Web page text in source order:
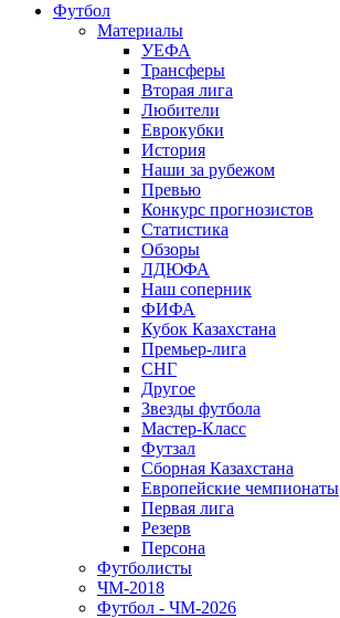
Футбол
Материалы
УЕФА
Трансферы
Вторая лига
Любители
Еврокубки
История
Наши за рубежом
Превью
Конкурс прогнозистов
Статистика
Обзоры
ЛДЮФА
Наш соперник
ФИФА
Кубок Казахстана
Премьер-лига
СНГ
Другое
Звезды футбола
Мастер-Класс
Футзал
Сборная Казахстана
Европейские чемпионаты
Первая лига
Резерв
Персона
Футболисты
ЧМ-2018
Футбол - ЧМ-2026